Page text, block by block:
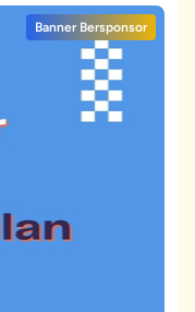
Banner Bersponsor